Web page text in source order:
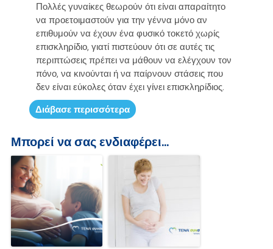
Πολλές γυναίκες θεωρούν ότι είναι απαραίτητο
να προετοιμαστούν για την γέννα μόνο αν
επιθυμούν να έχουν ένα φυσικό τοκετό χωρίς
επισκληρίδιο, γιατί πιστεύουν ότι σε αυτές τις
περιπτώσεις πρέπει να μάθουν να ελέγχουν τον
πόνο, να κινούνται ή να παίρνουν στάσεις που
δεν είναι εύκολες όταν έχει γίνει επισκληρίδιος.
Διάβασε περισσότερα
Μπορεί να σας ενδιαφέρει...